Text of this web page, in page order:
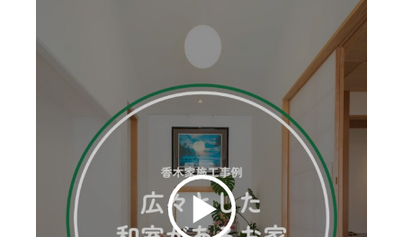
ムービー
リノベーション
ペレットストーブ